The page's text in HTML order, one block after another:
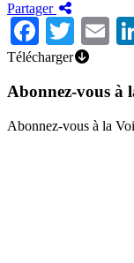
Partager
Télécharger
Abonnez-vous à
Abonnez-vous à la